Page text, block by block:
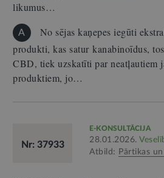
likumus…
A
No sējas kaņepes iegūti
produkti, kas satur kanabinoīdus,
CBD, tiek uzskatīti par neatļautiem
produktiem, jo…
Nr: 37933
E-KONSULTĀCIJA
28.01.2026.
Atbild:
Pārtikas